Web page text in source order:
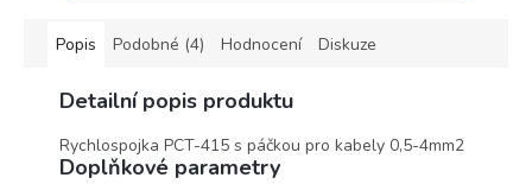
Popis Podobné (4) Hodnocení Diskuze
Detailní popis produktu
Rychlospojka PCT-415 s páčkou pro kabely 0,5-4mm2
Doplňkové parametry